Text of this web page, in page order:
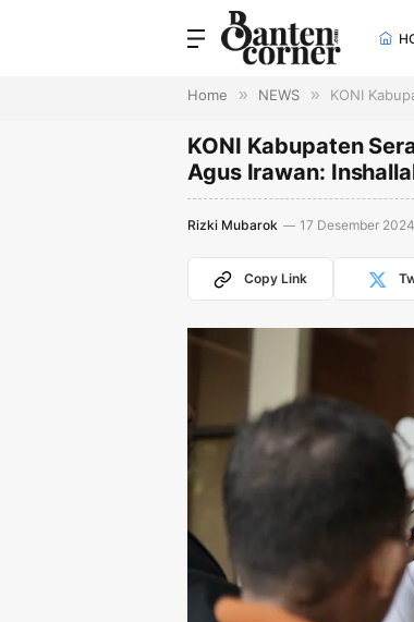
Home » NEWS » KONI
KONI Kabupaten
Agus Irawan:
Rizki Mubarok 17 Desember 2024
Copy Link